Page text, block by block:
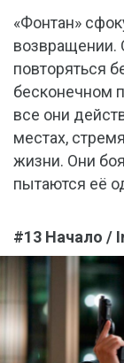
«Фонтан»
возвращении.
повторяться
бесконечном
все они
местах,
жизни. Они
пытаются её
#13 Начало /